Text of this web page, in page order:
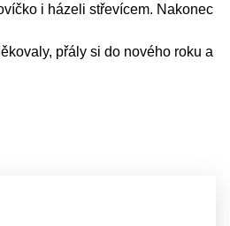
i házeli střevícem. Nakonec
přály si do nového roku a